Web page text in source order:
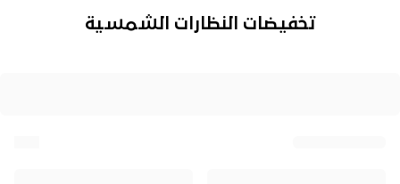
تخفيضات النظارات الشمسية